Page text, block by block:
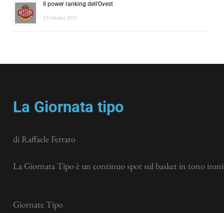
Il power ranking dell’Ovest
23 Ottobre 2023
La Giornata tipo
di Raffaele Ferraro
La Giornata Tipo è un continuo spot sul basket in tono
Giornate Tipo